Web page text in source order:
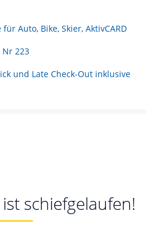
Auto, Bike, Skier, AktivCARD
Nr 223
und Late Check-Out inklusive
schiefgelaufen!